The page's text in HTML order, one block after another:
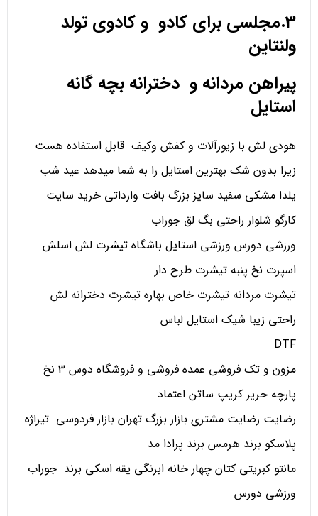
3.مجلسی برای کادو و کادوی تولد
ولنتاین
پیراهن مردانه و دخترانه بچه گانه
استایل
هودی لش با زیورآلات و کفش وکیف قابل استفاده هست
زیرا بدون شک بهترین استایل را به شما میدهد عید شب
یلدا مشکی سفید سایز بزرگ بافت وارداتی خرید سایت
کارگو شلوار راحتی بگ لق جوراب
ورزشی دورس ورزشی استایل باشگاه تیشرت لش اسلش
اسپرت نخ پنبه تیشرت طرح دار
تیشرت مردانه تیشرت خاص بهاره تیشرت دخترانه لش
راحتی زیبا شیک استایل لباس
DTF
مزون و تک فروشی عمده فروشی و فروشگاه دوس 3 نخ
پارچه حریر کریپ ساتن اعتماد
رضایت رضایت مشتری بازار بزرگ تهران بازار فردوسی تیراژه
پلاسکو برند هرمس برند پرادا مد
مانتو کبریتی کتان چهار خانه ابرنگی یقه اسکی برند جوراب
ورزشی دورس